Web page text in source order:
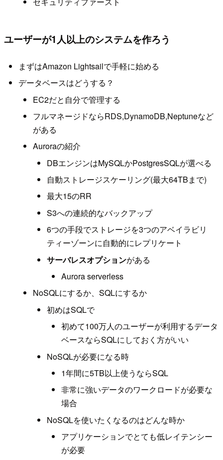
ユーザーが1人以上のシステムを作ろう
まずはAmazon Lightsailで手軽に始める
データベースはどうする？
EC2だと自分で管理する
フルマネージドならRDS,DynamoDB,Neptuneなど
がある
Auroraの紹介
DBエンジンはMySQLかPostgresSQLが選べる
自動ストレージスケーリング(最大64TBまで)
最大15のRR
S3への連続的なバックアップ
6つの手段でストレージを3つのアベイラビリ
ティーゾーンに自動的にレプリケート
サーバレスオプションがある
Aurora serverless
NoSQLにするか、SQLにするか
初めはSQLで
初めて100万人のユーザーが利用するデータ
ベースならSQLにしておく方がいい
NoSQLが必要になる時
1年間に5TB以上使うならSQL
非常に強いデータのワークロードが必要な
場合
NoSQLを使いたくなるのはどんな時か
アプリケーションでとても低レイテンシー
が必要